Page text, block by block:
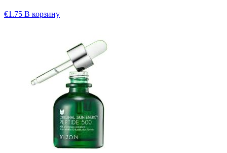
€1.75 В корзину